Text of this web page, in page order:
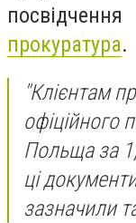
прокуратура.
"Клієнтам
офіційного
Польща за
ці
зазначили